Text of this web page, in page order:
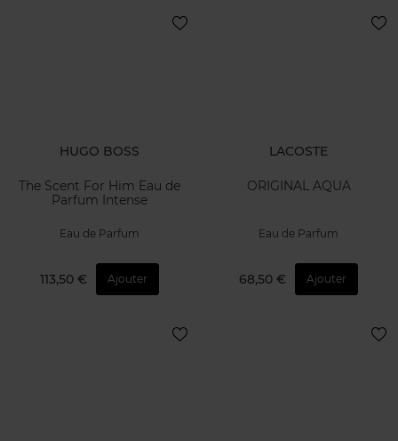
HUGO BOSS
The Scent For Him Eau de
Parfum Intense
Eau de Parfum
113,50 € Ajouter
LACOSTE
ORIGINAL AQUA
Eau de Parfum
68,50 € Ajouter